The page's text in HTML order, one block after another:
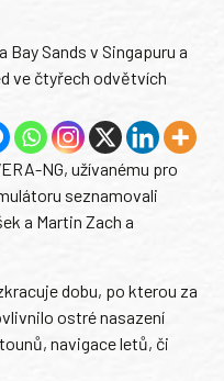
Bay Sands v Singapuru a
ve čtyřech odvětvích
NG, užívanému pro
seznamovali
a Martin Zach a
dobu, po kterou za
ostré nasazení
navigace letů, či